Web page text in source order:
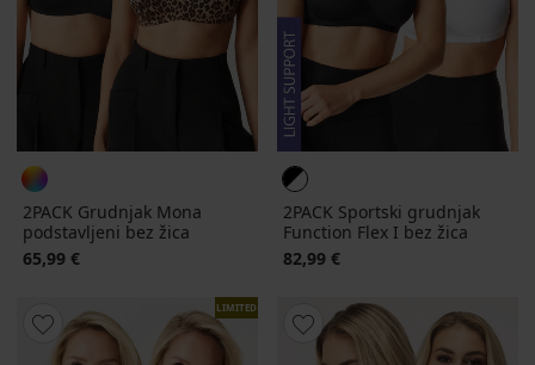
2PACK Grudnjak Mona
podstavljeni bez žica
65,99 €
2PACK Sportski grudnjak
Function Flex I bez žica
82,99 €
LIMITED